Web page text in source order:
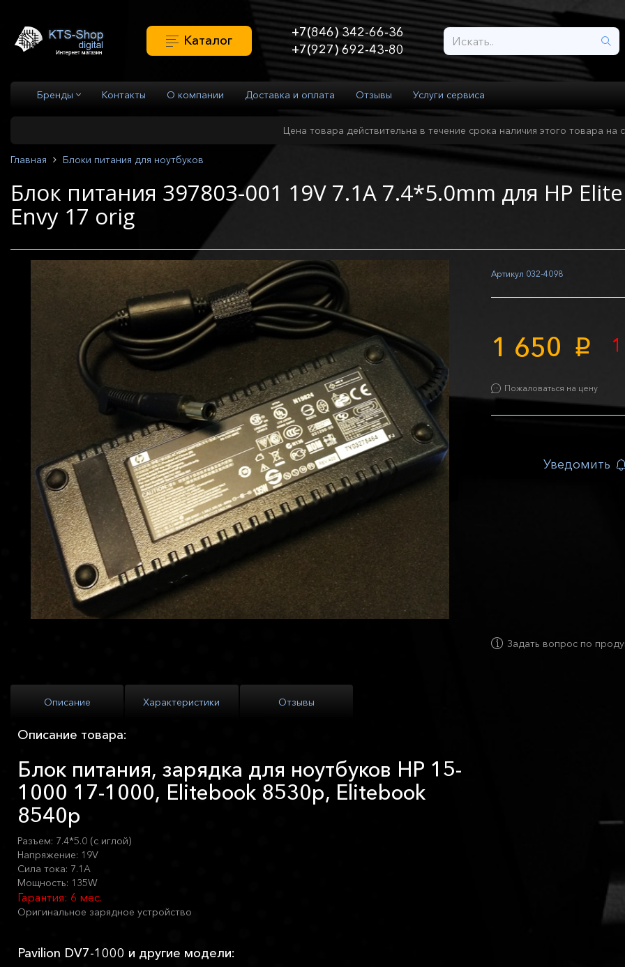
Каталог
+7(846) 342-66-36
+7(927) 692-43-80
Бренды Контакты О компании Доставка и оплата Отзывы Услуги сервиса
Цена товара действительна в течение срока наличия этого товара на
Главная Блоки питания для ноутбуков
Блок питания 397803-001 19V 7.1A 7.4*5.0mm для HP
Envy 17 orig
Артикул 032-4098
1 650 p
Пожаловаться на цену
Уведомить
Задать вопрос по
Описание Характеристики Отзывы
Описание товара:
Блок питания, зарядка для ноутбуков HP 15-
1000 17-1000, Elitebook 8530p, Elitebook
8540p
Разъем: 7.4*5.0 (с иглой)
Напряжение: 19V
Сила тока: 7.1A
Мощность: 135W
Гарантия: 6 мес.
Оригинальное зарядное устройство
Pavilion DV7-1000 и другие модели: